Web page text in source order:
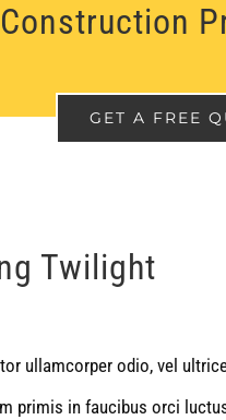
GET A FREE
Twilight
ullamcorper odio, vel
primis in faucibus orci